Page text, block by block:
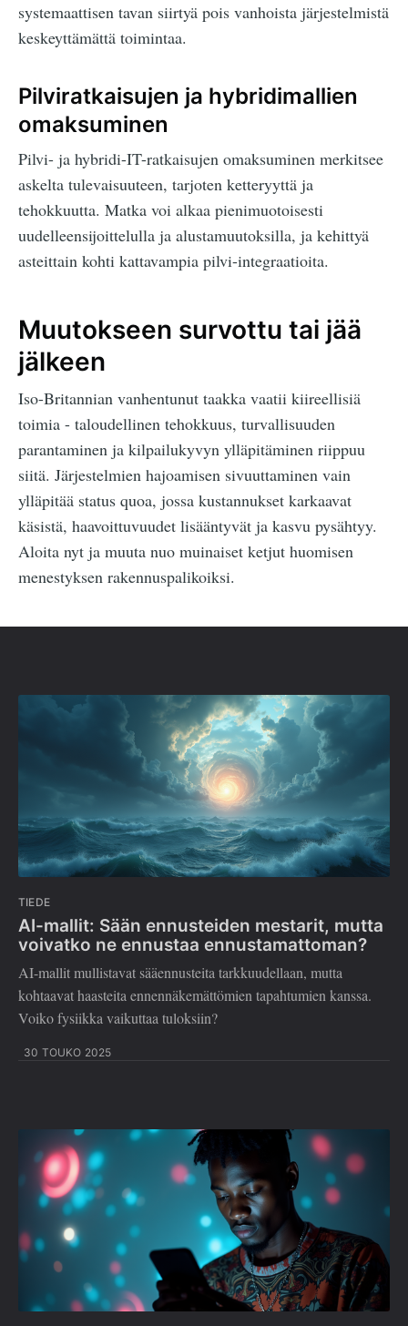
systemaattisen tavan siirtyä pois vanhoista järjestelmistä
keskeyttämättä toimintaa.
Pilviratkaisujen ja hybridimallien
omaksuminen
Pilvi- ja hybridi-IT-ratkaisujen omaksuminen merkitsee
askelta tulevaisuuteen, tarjoten ketteryyttä ja
tehokkuutta. Matka voi alkaa pienimuotoisesti
uudelleensijoittelulla ja alustamuutoksilla, ja kehittyä
asteittain kohti kattavampia pilvi-integraatioita.
Muutokseen survottu tai jää
jälkeen
Iso-Britannian vanhentunut taakka vaatii kiireellisiä
toimia - taloudellinen tehokkuus, turvallisuuden
parantaminen ja kilpailukyvyn ylläpitäminen riippuu
siitä. Järjestelmien hajoamisen sivuuttaminen vain
ylläpitää status quoa, jossa kustannukset karkaavat
käsistä, haavoittuvuudet lisääntyvät ja kasvu pysähtyy.
Aloita nyt ja muuta nuo muinaiset ketjut huomisen
menestyksen rakennuspalikoiksi.
TIEDE
AI-mallit: Sään ennusteiden mestarit, mutta
voivatko ne ennustaa ennustamattoman?
AI-mallit mullistavat sääennusteita tarkkuudellaan, mutta
kohtaavat haasteita ennennäkemättömien tapahtumien kanssa.
Voiko fysiikka vaikuttaa tuloksiin?
30 TOUKO 2025